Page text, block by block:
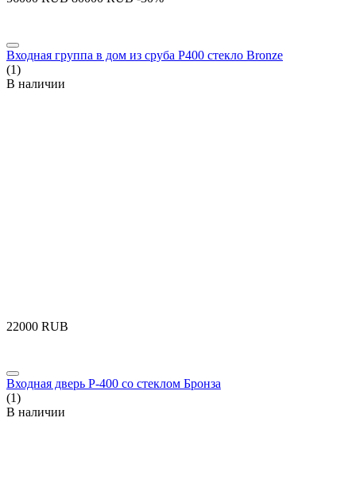
Входная группа в дом из сруба P400 стекло Bronze
(1)
В наличии
‍22000‍ RUB
Входная дверь P-400 со стеклом Бронза
(1)
В наличии